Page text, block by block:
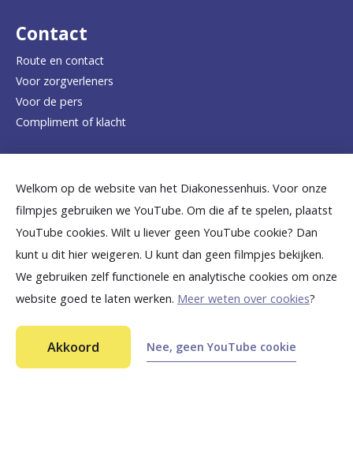
Welkom op de website van het Diakonessenhuis. Voor onze
filmpjes gebruiken we YouTube. Om die af te spelen, plaatst
YouTube cookies. Wilt u liever geen YouTube cookie? Dan
kunt u dit hier weigeren. U kunt dan geen filmpjes bekijken.
We gebruiken zelf functionele en analytische cookies om onze
website goed te laten werken. Meer weten over cookies?
Akkoord Nee, geen YouTube cookie
d
e
h
o
p
a
g
e
Contact
Route en contact
Voor zorgverleners
Voor de pers
Compliment of klacht
Dicht bij jou
B
e
k
k
B
e
k
j
k
B
e
k
B
e
k
j
B
e
k
j
Aansprakelijkheid
Toegankelijkheid